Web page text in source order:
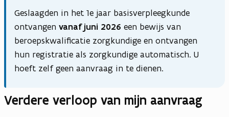
Geslaagden in het 1e jaar basisverpleegkunde
ontvangen vanaf juni 2026 een bewijs van
beroepskwalificatie zorgkundige en ontvangen
hun registratie als zorgkundige automatisch. U
hoeft zelf geen aanvraag in te dienen.
Verdere verloop van mijn aanvraag